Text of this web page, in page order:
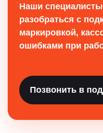
Наши
разобраться с
маркировкой,
ошибками при
Позвонить в